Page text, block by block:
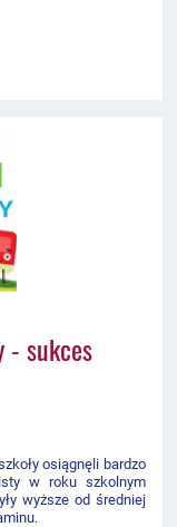
- sukces
osiągnęli bardzo
w roku szkolnym
wyższe od średniej